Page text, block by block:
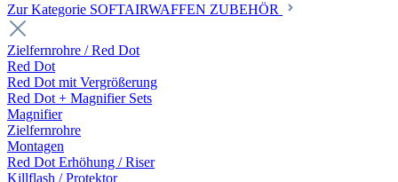
Zur Kategorie SOFTAIRWAFFEN ZUBEHÖR
Zielfernrohre / Red Dot
Red Dot
Red Dot mit Vergrößerung
Red Dot + Magnifier Sets
Magnifier
Zielfernrohre
Montagen
Red Dot Erhöhung / Riser
Killflash / Protektor